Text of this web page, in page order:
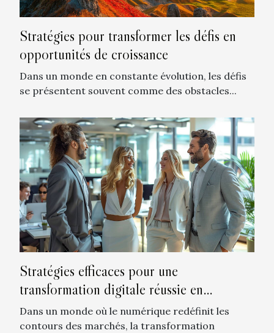
Stratégies pour transformer les défis en
opportunités de croissance
Dans un monde en constante évolution, les défis
se présentent souvent comme des obstacles...
Stratégies efficaces pour une
transformation digitale réussie en
entreprise
Dans un monde où le numérique redéfinit les
contours des marchés, la transformation